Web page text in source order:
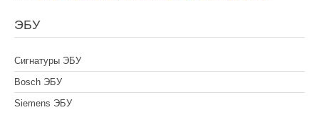
ЭБУ
Сигнатуры ЭБУ
Bosch ЭБУ
Siemens ЭБУ